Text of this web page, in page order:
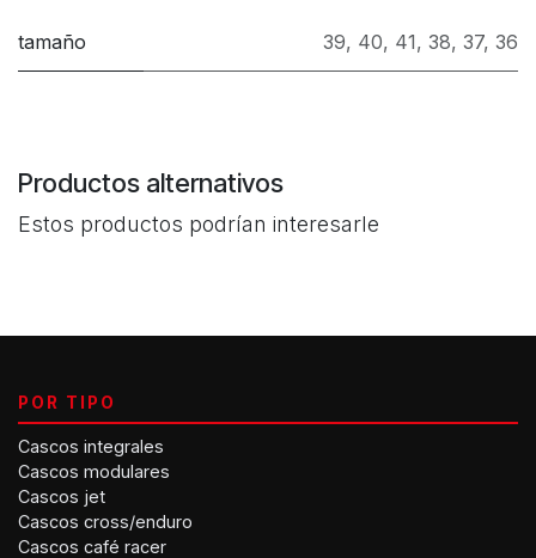
tamaño 39, 40, 41, 38, 37, 36
Productos alternativos
Estos productos podrían interesarle
POR TIPO
Cascos integrales
Cascos modulares
Cascos jet
Cascos cross/enduro
Cascos café racer